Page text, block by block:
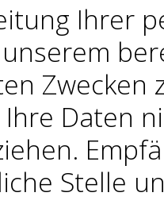
Ihrer
Zwecken
Daten
Stelle